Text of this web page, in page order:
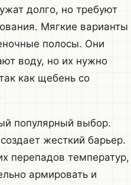
долго, но требуют
Мягкие варианты
полосы. Они
воду, но их нужно
как щебень со
популярный выбор.
жесткий барьер.
перепадов температур,
армировать и